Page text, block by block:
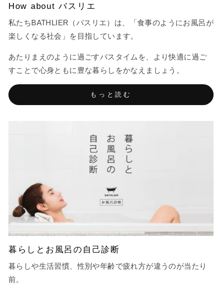
How about バスリエ
私たちBATHLIER（バスリエ）は、「食事のようにお風呂が
楽しくなる社会」を目指しています。
あたりまえのように過ごすバスタイムを、より快適に過ご
すことで心身ともに豊な暮らしをかなえましょう。
もっと読む
暮らしとお風呂の自己診断
暮らしや生活習慣、性別や年齢で疲れ方が違うのが当たり
前。